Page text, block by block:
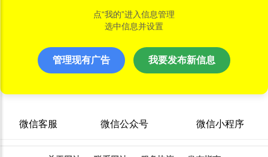
点“我的”进入信息管理
选中信息并设置
管理现有广告 我要发布新信息
微信客服 微信公众号 微信小程序